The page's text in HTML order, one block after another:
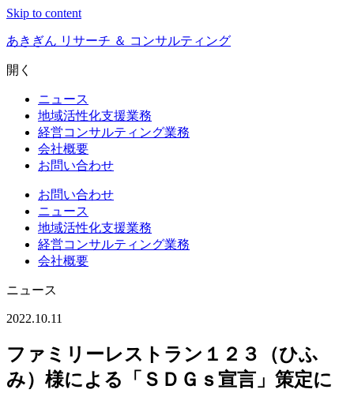
Skip to content
あきぎん リサーチ ＆ コンサルティング
開く
ニュース
地域活性化支援業務
経営コンサルティング業務
会社概要
お問い合わせ
お問い合わせ
ニュース
地域活性化支援業務
経営コンサルティング業務
会社概要
ニュース
2022.10.11
ファミリーレストラン１２３（ひふ
み）様による「ＳＤＧｓ宣言」策定に